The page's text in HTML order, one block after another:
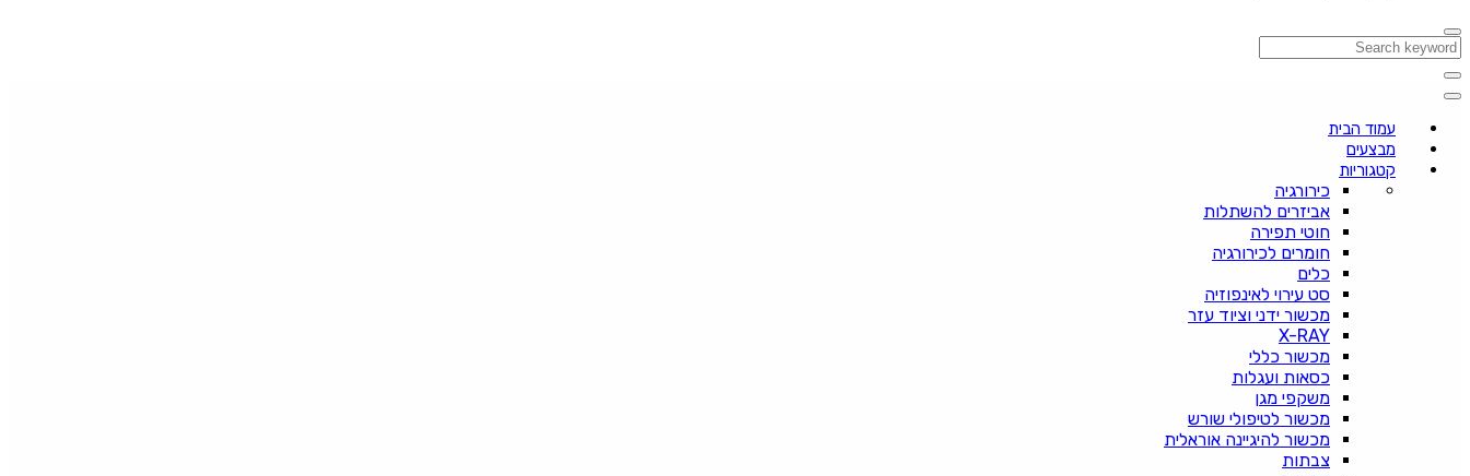
עמוד הבית
מבצעים
קטגוריות
כירורגיה
אביזרים להשתלות
חוטי תפירה
חומרים לכירורגיה
כלים
סט עירוי לאינפוזיה
מכשור ידני וציוד עזר
X-RAY
מכשור כללי
כסאות ועגלות
משקפי מגן
מכשור לטיפולי שורש
מכשור להיגיינה אוראלית
צבתות